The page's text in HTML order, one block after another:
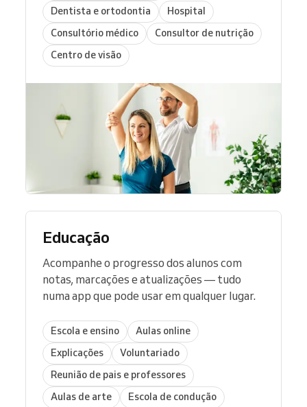
Dentista e ortodontia
Hospital
Consultório médico
Consultor de nutrição
Centro de visão
Educação
Acompanhe o progresso dos alunos com
notas, marcações e atualizações — tudo
numa app que pode usar em qualquer lugar.
Escola e ensino
Aulas online
Explicações
Voluntariado
Reunião de pais e professores
Aulas de arte
Escola de condução